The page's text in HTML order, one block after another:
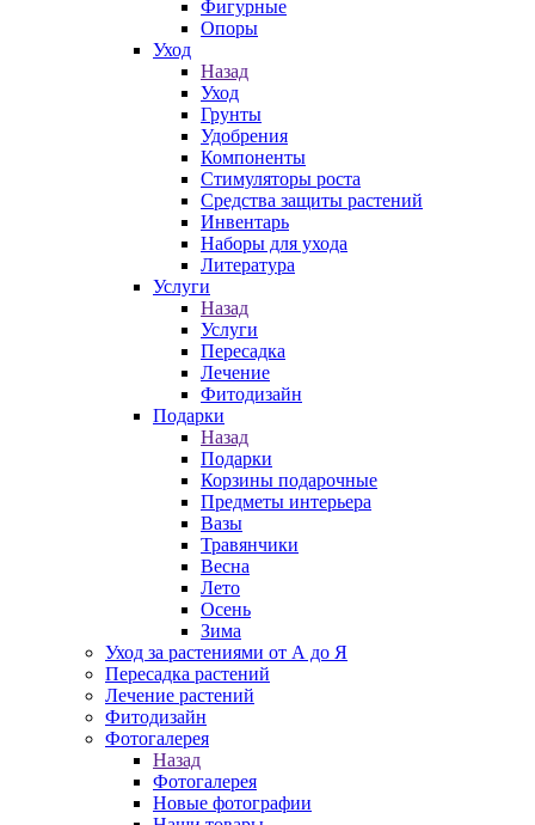
Фигурные
Опоры
Уход
Назад
Уход
Грунты
Удобрения
Компоненты
Стимуляторы роста
Средства защиты растений
Инвентарь
Наборы для ухода
Литература
Услуги
Назад
Услуги
Пересадка
Лечение
Фитодизайн
Подарки
Назад
Подарки
Корзины подарочные
Предметы интерьера
Вазы
Травянчики
Весна
Лето
Осень
Зима
Уход за растениями от А до Я
Пересадка растений
Лечение растений
Фитодизайн
Фотогалерея
Назад
Фотогалерея
Новые фотографии